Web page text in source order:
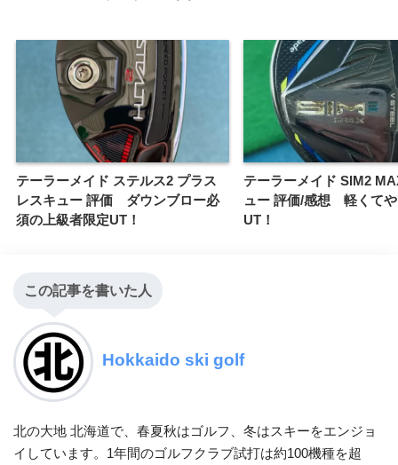
テーラーメイド ステルス2 プラス
レスキュー 評価 ダウンブロー必
須の上級者限定UT！
テーラーメイド SIM2
ュー 評価/感想 軽くて
UT！
この記事を書いた人
Hokkaido ski golf
北の大地 北海道で、春夏秋はゴルフ、冬はスキーをエンジョ
イしています。1年間のゴルフクラブ試打は約100機種を超